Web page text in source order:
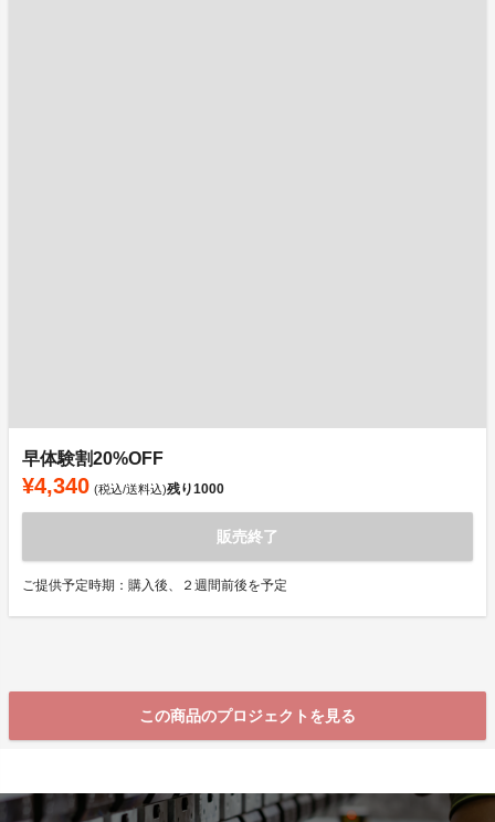
早体験割20%OFF
¥4,340 (税込/送料込)残り1000
販売終了
ご提供予定時期：購入後、２週間前後を予定
この商品のプロジェクトを見る